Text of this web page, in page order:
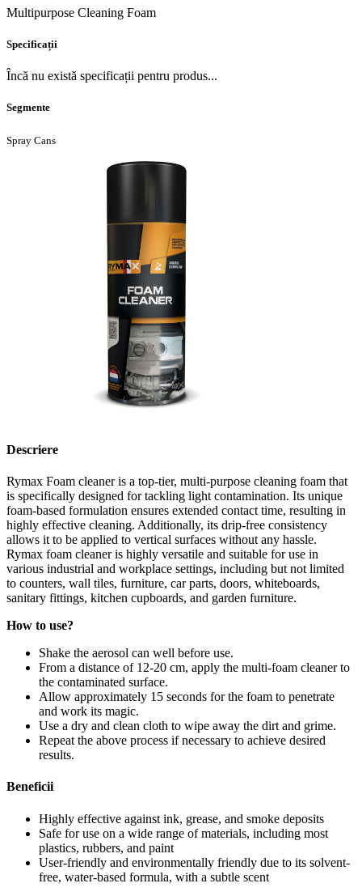
Multipurpose Cleaning Foam
Specificații
Încă nu există specificații pentru produs...
Segmente
Spray Cans
Descriere
Rymax Foam cleaner is a top-tier, multi-purpose cleaning foam that
is specifically designed for tackling light contamination. Its unique
foam-based formulation ensures extended contact time, resulting in
highly effective cleaning. Additionally, its drip-free consistency
allows it to be applied to vertical surfaces without any hassle.
Rymax foam cleaner is highly versatile and suitable for use in
various industrial and workplace settings, including but not limited
to counters, wall tiles, furniture, car parts, doors, whiteboards,
sanitary fittings, kitchen cupboards, and garden furniture.
How to use?
Shake the aerosol can well before use.
From a distance of 12-20 cm, apply the multi-foam cleaner to
the contaminated surface.
Allow approximately 15 seconds for the foam to penetrate
and work its magic.
Use a dry and clean cloth to wipe away the dirt and grime.
Repeat the above process if necessary to achieve desired
results.
Beneficii
Highly effective against ink, grease, and smoke deposits
Safe for use on a wide range of materials, including most
plastics, rubbers, and paint
User-friendly and environmentally friendly due to its solvent-
free, water-based formula, with a subtle scent